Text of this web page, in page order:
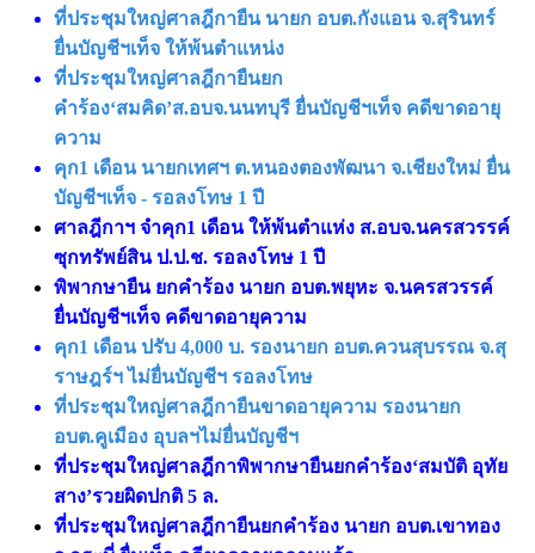
ที่ประชุมใหญ่ศาลฎีกายืน นายก อบต.กังแอน จ.สุรินทร์
ยื่นบัญชีฯเท็จ ให้พ้นตําแหน่ง
ที่ประชุมใหญ่ศาลฎีกายืนยก
คำร้อง‘สมคิด’ส.อบจ.นนทบุรี ยื่นบัญชีฯเท็จ คดีขาดอายุ
ความ
คุก1 เดือน นายกเทศฯ ต.หนองตองพัฒนา จ.เชียงใหม่ ยื่น
บัญชีฯเท็จ - รอลงโทษ 1 ปี
ศาลฎีกาฯ จําคุก1 เดือน ให้พ้นตำแห่ง ส.อบจ.นครสวรรค์
ซุกทรัพย์สิน ป.ป.ช. รอลงโทษ 1 ปี
พิพากษายืน ยกคำร้อง นายก อบต.พยุหะ จ.นครสวรรค์
ยื่นบัญชีฯเท็จ คดีขาดอายุความ
คุก1 เดือน ปรับ 4,000 บ. รองนายก อบต.ควนสุบรรณ จ.สุ
ราษฎร์ฯ ไม่ยื่นบัญชีฯ รอลงโทษ
ที่ประชุมใหญ่ศาลฎีกายืนขาดอายุความ รองนายก
อบต.คูเมือง อุบลฯไม่ยื่นบัญชีฯ
ที่ประชุมใหญ่ศาลฎีกาพิพากษายืนยกคำร้อง‘สมบัติ อุทัย
สาง’รวยผิดปกติ 5 ล.
ที่ประชุมใหญ่ศาลฎีกายืนยกคำร้อง นายก อบต.เขาทอง